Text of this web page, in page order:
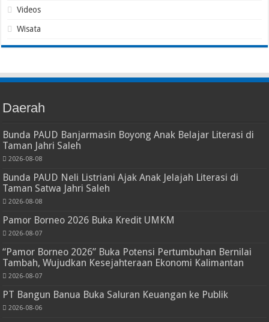
Videos
Wisata
Daerah
Bunda PAUD Banjarmasin Boyong Anak Belajar Literasi di
Taman Jahri Saleh
2026-08-08
Bunda PAUD Neli Listriani Ajak Anak Jelajah Literasi di
Taman Satwa Jahri Saleh
2026-08-08
Pamor Borneo 2026 Buka Kredit UMKM
2026-08-07
“Pamor Borneo 2026” Buka Potensi Pertumbuhan Bernilai
Tambah, Wujudkan Kesejahteraan Ekonomi Kalimantan
2026-08-07
PT Bangun Banua Buka Saluran Keuangan ke Publik
2026-08-06